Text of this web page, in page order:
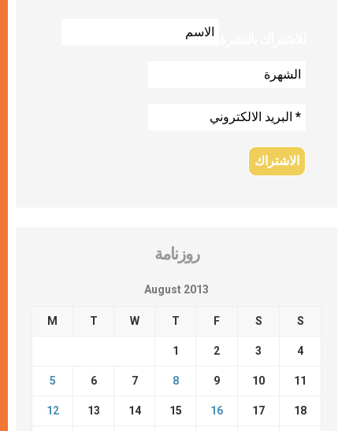
روزنامة
August 2013
M T W T F S S
1 2 3 4
5 6 7 8 9 10 11
12 13 14 15 16 17 18